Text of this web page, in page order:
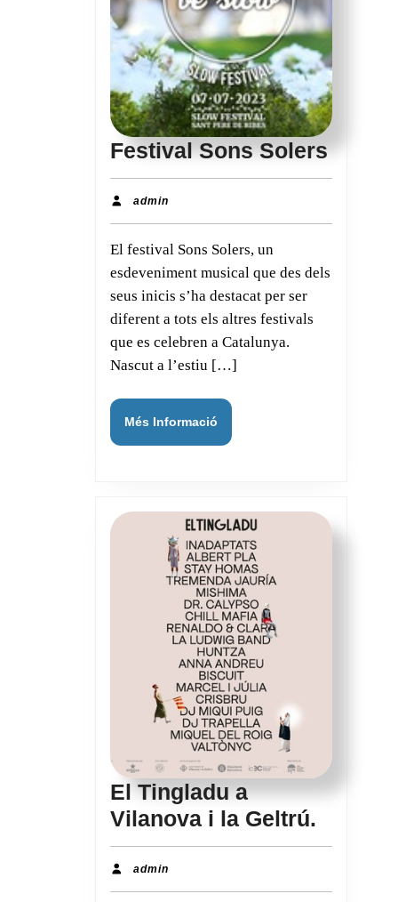
Festival Sons Solers
Sons
admin
El festival Sons Solers, un
esdeveniment musical que des dels
seus inicis s’ha destacat per ser
diferent a tots els altres festivals
que es celebren a Catalunya.
Nascut a l’estiu […]
Més Informació
Informació
El Tingladu a
Vilanova i la Geltrú.
admin